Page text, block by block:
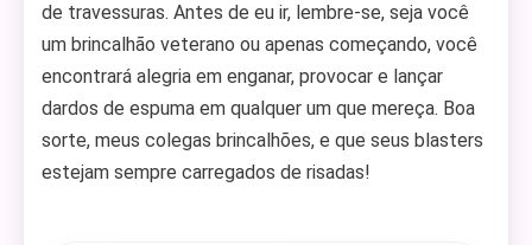
de travessuras. Antes de eu ir, lembre-se, seja você
um brincalhão veterano ou apenas começando, você
encontrará alegria em enganar, provocar e lançar
dardos de espuma em qualquer um que mereça. Boa
sorte, meus colegas brincalhões, e que seus blasters
estejam sempre carregados de risadas!